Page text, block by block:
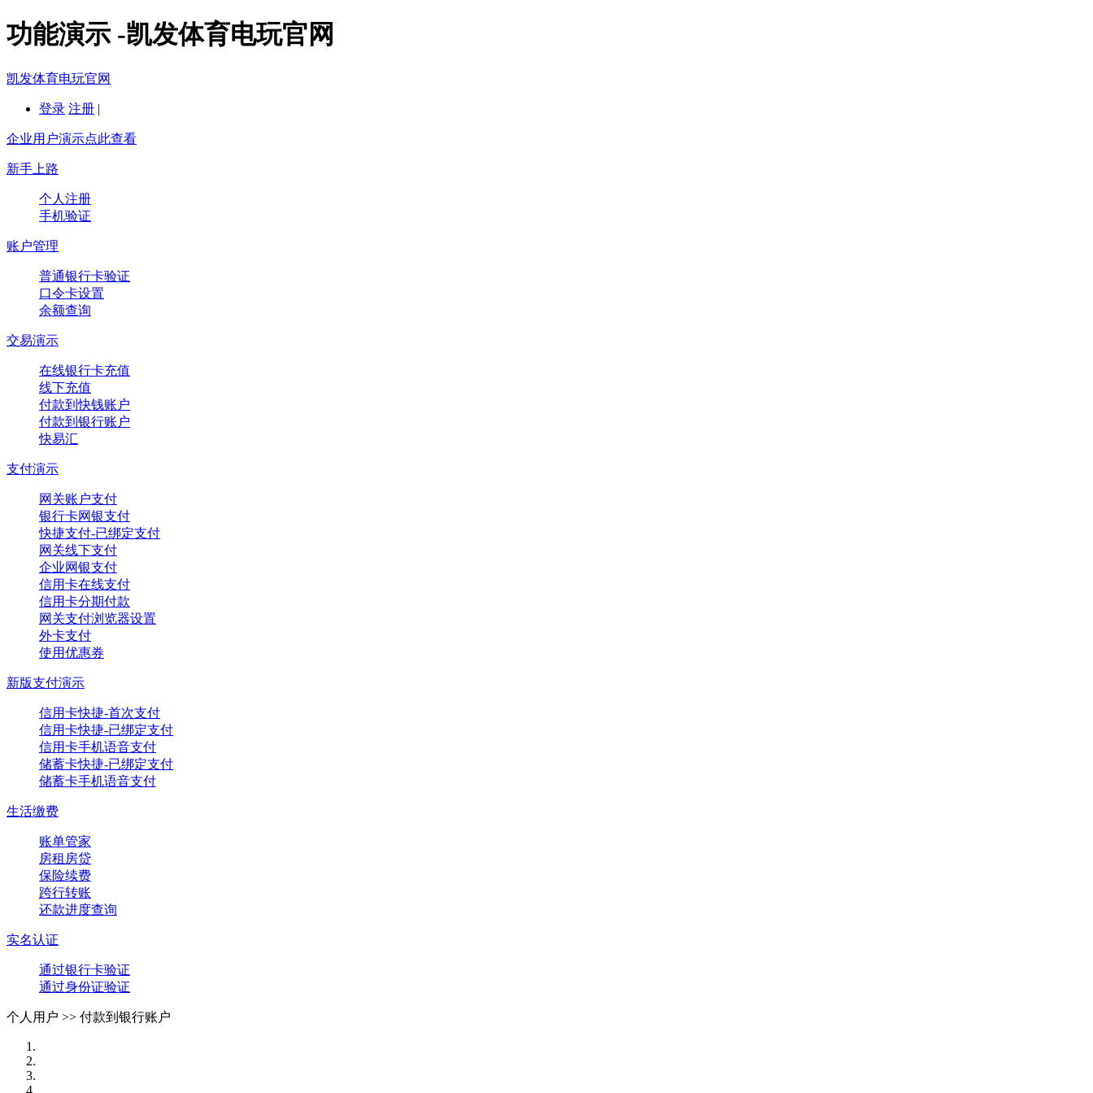
功能演示 -凯发体育电玩官网
凯发体育电玩官网
登录 注册 |
企业用户演示点此查看
新手上路
个人注册
手机验证
账户管理
普通银行卡验证
口令卡设置
余额查询
交易演示
在线银行卡充值
线下充值
付款到快钱账户
付款到银行账户
快易汇
支付演示
网关账户支付
银行卡网银支付
快捷支付-已绑定支付
网关线下支付
企业网银支付
信用卡在线支付
信用卡分期付款
网关支付浏览器设置
外卡支付
使用优惠券
新版支付演示
信用卡快捷-首次支付
信用卡快捷-已绑定支付
信用卡手机语音支付
储蓄卡快捷-已绑定支付
储蓄卡手机语音支付
生活缴费
账单管家
房租房贷
保险续费
跨行转账
还款进度查询
实名认证
通过银行卡验证
通过身份证验证
个人用户 >> 付款到银行账户